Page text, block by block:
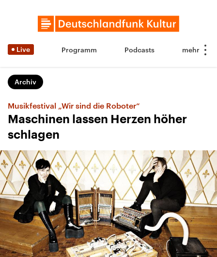
Live Programm Podcasts
Archiv
Musikfestival „Wir sind die Roboter“
Maschinen lassen Herzen höher
schlagen